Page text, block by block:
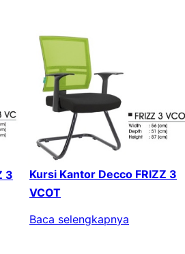
3
Kursi Kantor Decco FRIZZ 3
VCOT
Baca selengkapnya